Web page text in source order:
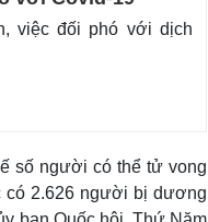
việc đối phó với dịch
số người có thể tử vong
có 2.626 người bị dương